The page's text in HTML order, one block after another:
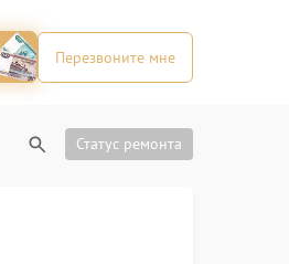
Перезвоните мне
Статус ремонта